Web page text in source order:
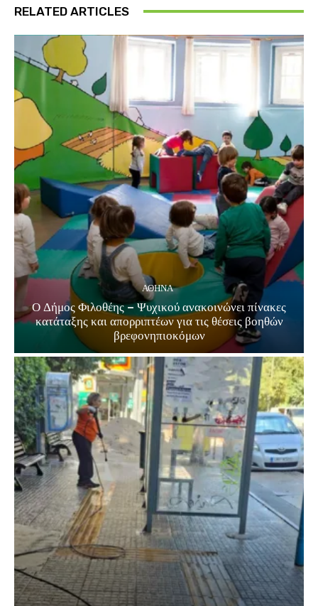
RELATED ARTICLES
ΑΘΗΝΑ
Ο Δήμος Φιλοθέης – Ψυχικού ανακοινώνει πίνακες
κατάταξης και απορριπτέων για τις θέσεις βοηθών
βρεφονηπιοκόμων